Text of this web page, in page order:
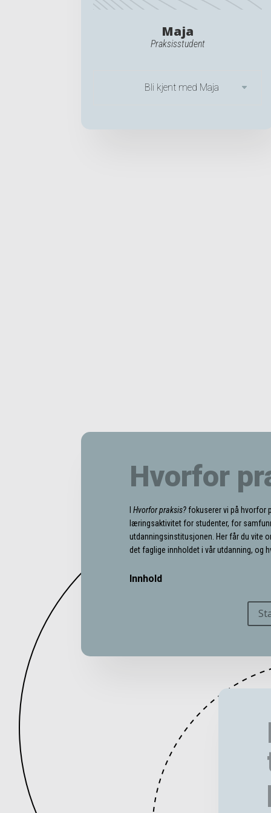
Maja
Praksisstudent
Bli kjent med Maja
Hvorfor
IHvorfor praksis?fokuserer vi på hvorfor
læringsaktivitet for studenter, for
utdanningsinstitusjonen. Her får du vite
det faglige innholdet i vår utdanning, og
Innhold